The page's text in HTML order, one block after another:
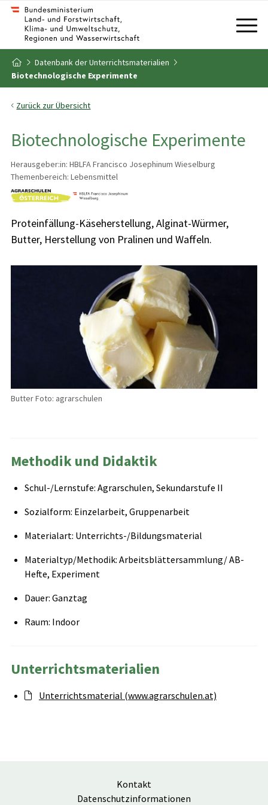
Zum Inhalt
Zum Inhaltsverzeichnis
Zur Startseite
Datenbank der Unterrichtsmaterialien
Biotechnologische Experimente
Zurück zur Übersicht
Biotechnologische Experimente
Herausgeber:in: HBLFA Francisco Josephinum Wieselburg
Themenbereich: Lebensmittel
Proteinfällung-Käseherstellung, Alginat-Würmer,
Butter, Herstellung von Pralinen und Waffeln.
Butter Foto: agrarschulen
Methodik und Didaktik
Schul-/Lernstufe: Agrarschulen, Sekundarstufe II
Sozialform: Einzelarbeit, Gruppenarbeit
Materialart: Unterrichts-/Bildungsmaterial
Materialtyp/Methodik: Arbeitsblättersammlung/ AB-
Hefte, Experiment
Dauer: Ganztag
Raum: Indoor
Unterrichtsmaterialien
Unterrichtsmaterial (www.agrarschulen.at)
Kontakt
Datenschutzinformationen